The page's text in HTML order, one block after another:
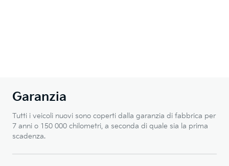
Garanzia
Tutti i veicoli nuovi sono coperti dalla garanzia di fabbrica per
7 anni o 150 000 chilometri, a seconda di quale sia la prima
scadenza.